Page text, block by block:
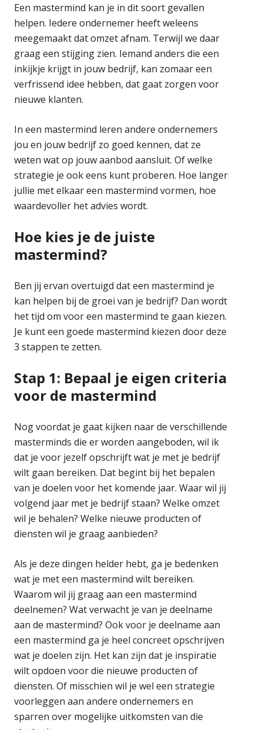
Een mastermind kan je in dit soort gevallen
helpen. Iedere ondernemer heeft weleens
meegemaakt dat omzet afnam. Terwijl we daar
graag een stijging zien. Iemand anders die een
inkijkje krijgt in jouw bedrijf, kan zomaar een
verfrissend idee hebben, dat gaat zorgen voor
nieuwe klanten.
In een mastermind leren andere ondernemers
jou en jouw bedrijf zo goed kennen, dat ze
weten wat op jouw aanbod aansluit. Of welke
strategie je ook eens kunt proberen. Hoe langer
jullie met elkaar een mastermind vormen, hoe
waardevoller het advies wordt.
Hoe kies je de juiste
mastermind?
Ben jij ervan overtuigd dat een mastermind je
kan helpen bij de groei van je bedrijf? Dan wordt
het tijd om voor een mastermind te gaan kiezen.
Je kunt een goede mastermind kiezen door deze
3 stappen te zetten.
Stap 1: Bepaal je eigen criteria
voor de mastermind
Nog voordat je gaat kijken naar de verschillende
masterminds die er worden aangeboden, wil ik
dat je voor jezelf opschrijft wat je met je bedrijf
wilt gaan bereiken. Dat begint bij het bepalen
van je doelen voor het komende jaar. Waar wil jij
volgend jaar met je bedrijf staan? Welke omzet
wil je behalen? Welke nieuwe producten of
diensten wil je graag aanbieden?
Als je deze dingen helder hebt, ga je bedenken
wat je met een mastermind wilt bereiken.
Waarom wil jij graag aan een mastermind
deelnemen? Wat verwacht je van je deelname
aan de mastermind? Ook voor je deelname aan
een mastermind ga je heel concreet opschrijven
wat je doelen zijn. Het kan zijn dat je inspiratie
wilt opdoen voor die nieuwe producten of
diensten. Of misschien wil je wel een strategie
voorleggen aan andere ondernemers en
sparren over mogelijke uitkomsten van die